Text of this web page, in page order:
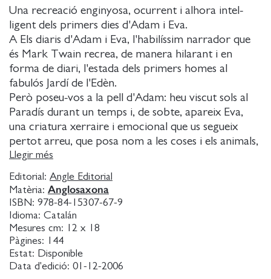
Una recreació enginyosa, ocurrent i alhora intel-
ligent dels primers dies d'Adam i Eva.
A Els diaris d'Adam i Eva, l'habilíssim narrador que
és Mark Twain recrea, de manera hilarant i en
forma de diari, l'estada dels primers homes al
fabulós Jardí de l'Edèn.
Però poseu-vos a la pell d'Adam: heu viscut sols al
Paradís durant un temps i, de sobte, apareix Eva,
una criatura xerraire i emocional que us segueix
pertot arreu, que posa nom a les coses i els animals,
que té un desig irrefrenable de menjar fruita, que es
fa amiga de la serp...
Deliciosament divertit, lleugerament irreverent i
extraordinàriament enginyós, el llibre explora la
manera diferent que homes i dones tenen
d'entendre el món, la vida i la convivència en parella.
Perquè si al Paradís va tenir lloc la primera guerra
de sexes, Twain va saber convertir-la també en una
de les millors històries d'amor que s'han escrit.
Llegir més
Editorial: Angle Editorial
Matèria: Anglosaxona
ISBN: 978-84-15307-67-9
Idioma: Catalán
Mesures cm:
12 x 18
Pàgines:
144
Estat: Disponible
Data d'edició: 01-12-2006